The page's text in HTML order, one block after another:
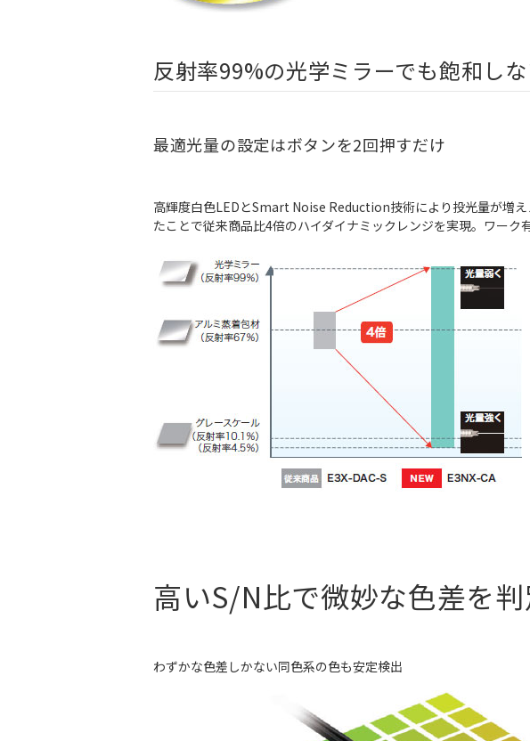
反射率99%の光学ミラーでも飽和し
最適光量の設定はボタンを2回押すだけ
高輝度白色LEDとSmart Noise Reduction技術により投光量が増
たことで従来商品比4倍のハイダイナミックレンジを実現。ワーク
高いS/N比で微妙な色差を
わずかな色差しかない同色系の色も安定検出